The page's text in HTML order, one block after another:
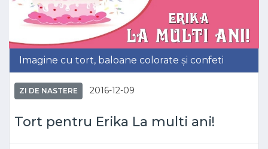
Imagine cu tort, baloane colorate și confeti
ZI DE NASTERE 2016-12-09
Tort pentru Erika La multi ani!